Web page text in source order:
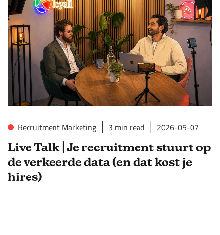
Recruitment Marketing 3 min read 2026-05-07
Live Talk | Je recruitment stuurt op
de verkeerde data (en dat kost je
hires)